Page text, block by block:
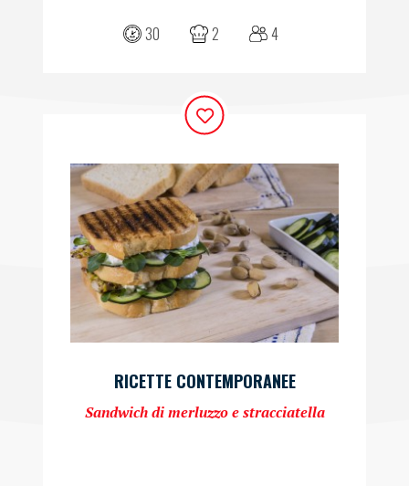
30 2 4
RICETTE CONTEMPORANEE
Sandwich di merluzzo e stracciatella